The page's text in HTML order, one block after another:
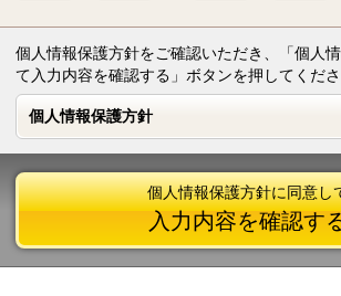
個人情報保護方針をご確認いただき、「個人
て入力内容を確認する」ボタンを押してくださ
個人情報保護方針
個人情報保護方針
個人情報保護方針に同意し
入力内容を確認す